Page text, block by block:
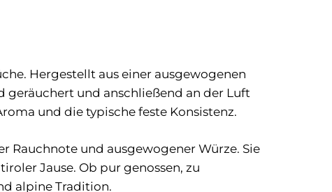
Hergestellt aus einer ausgewogenen
geräuchert und anschließend an der Luft
und die typische feste Konsistenz.
und ausgewogener Würze. Sie
Jause. Ob pur genossen, zu
alpine Tradition.